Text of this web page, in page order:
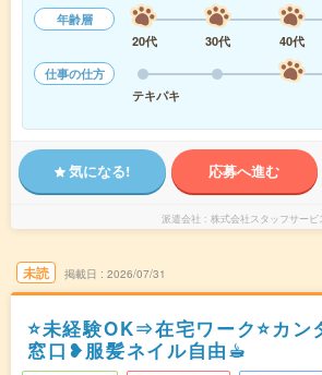
年齢層
20代
30代 40代
仕事の仕方
テキパキ
気になる! 応募へ進む
派遣会社 株式会社スタッフサービ
未読 掲載日 2026/07/31
⭐未経験OK⇒在宅ワーク⭐カン
窓口❥服髪ネイル自由☕︎